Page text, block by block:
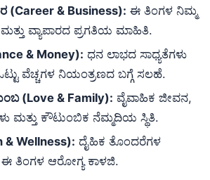
(Career & Business): ಈ ತಿಂಗಳ ನಿಮ್ಮ
ವ್ಯಾಪಾರದ ಪ್ರಗತಿಯ ಮಾಹಿತಿ.
& Money): ಧನ ಲಾಭದ ಸಾಧ್ಯತೆಗಳು
ವೆಚ್ಚಗಳ ನಿಯಂತ್ರಣದ ಬಗ್ಗೆ ಸಲಹೆ.
(Love & Family): ವೈವಾಹಿಕ ಜೀವನ,
ಮತ್ತು ಕೌಟುಂಬಿಕ ನೆಮ್ಮದಿಯ ಸ್ಥಿತಿ.
& Wellness): ದೈಹಿಕ ತೊಂದರೆಗಳ
ಈ ತಿಂಗಳ ಆರೋಗ್ಯ ಕಾಳಜಿ.